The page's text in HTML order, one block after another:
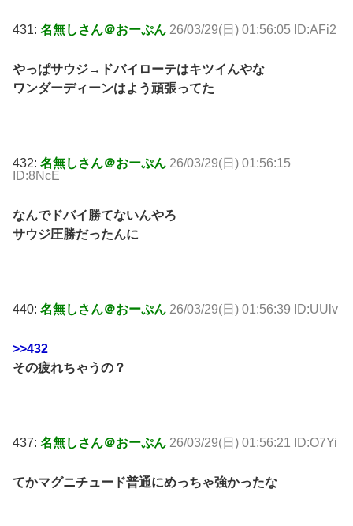
431: 名無しさん＠おーぷん 26/03/29(日) 01:56:05 ID:AFi2
やっぱサウジ→ドバイローテはキツイんやな
ワンダーディーンはよう頑張ってた
432: 名無しさん＠おーぷん 26/03/29(日) 01:56:15
ID:8NcE
なんでドバイ勝てないんやろ
サウジ圧勝だったんに
440: 名無しさん＠おーぷん 26/03/29(日) 01:56:39 ID:UUlv
>>432
その疲れちゃうの？
437: 名無しさん＠おーぷん 26/03/29(日) 01:56:21 ID:O7Yi
てかマグニチュード普通にめっちゃ強かったな